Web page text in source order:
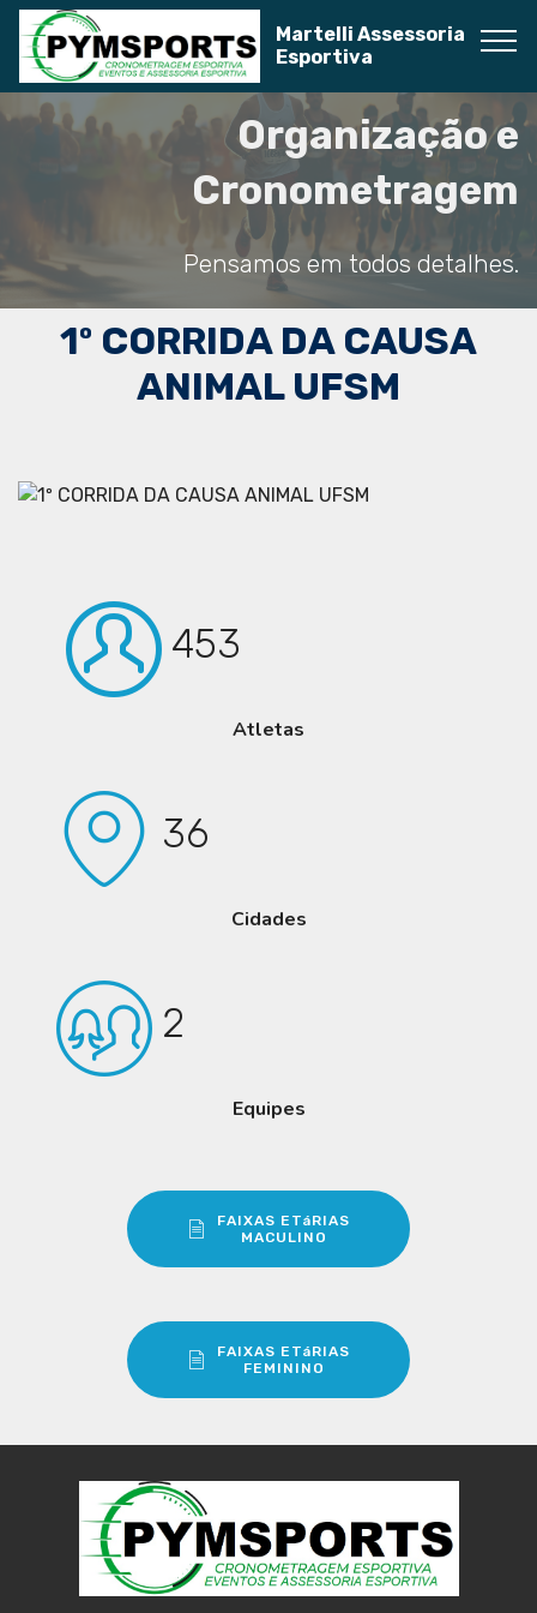
Martelli Assessoria
Esportiva
Organização e
Cronometragem
Pensamos em todos detalhes.
1º CORRIDA DA CAUSA
ANIMAL UFSM
453
Atletas
36
Cidades
2
Equipes
FAIXAS ETáRIAS
MACULINO
FAIXAS ETáRIAS
FEMININO